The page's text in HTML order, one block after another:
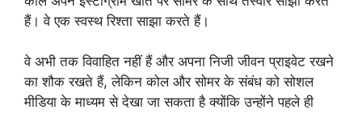
हैं। वे एक स्वस्थ रिश्ता साझा करते हैं।
वे अभी तक विवाहित नहीं हैं और अपना निजी जीवन प्राइवेट रखने
का शौक रखते हैं, लेकिन कोल और सोमर के संबंध को सोशल
मीडिया के माध्यम से देखा जा सकता है क्योंकि उन्होंने पहले ही